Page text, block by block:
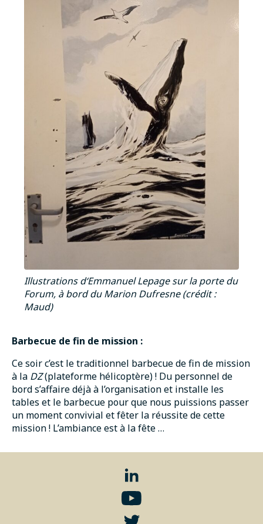
Illustrations d‘Emmanuel Lepage sur la porte du
Forum, à bord du Marion Dufresne (crédit :
Maud)
Barbecue de fin de mission :
Ce soir c’est le traditionnel barbecue de fin de mission
à la DZ(plateforme hélicoptère) ! Du personnel de
bord s’affaire déjà à l’organisation et installe les
tables et le barbecue pour que nous puissions passer
un moment convivial et fêter la réussite de cette
mission ! L’ambiance est à la fête …